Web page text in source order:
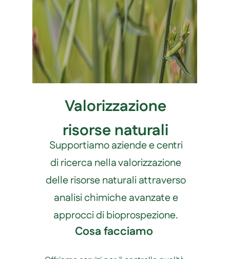
Valorizzazione
risorse naturali
Supportiamo aziende e centri
di ricerca nella valorizzazione
delle risorse naturali attraverso
analisi chimiche avanzate e
approcci di bioprospezione.
Cosa facciamo